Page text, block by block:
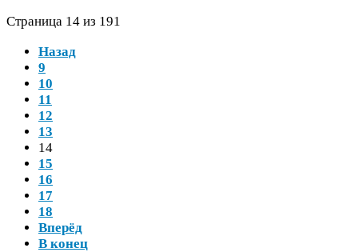
Страница 14 из 191
Назад
9
10
11
12
13
14
15
16
17
18
Вперёд
В конец